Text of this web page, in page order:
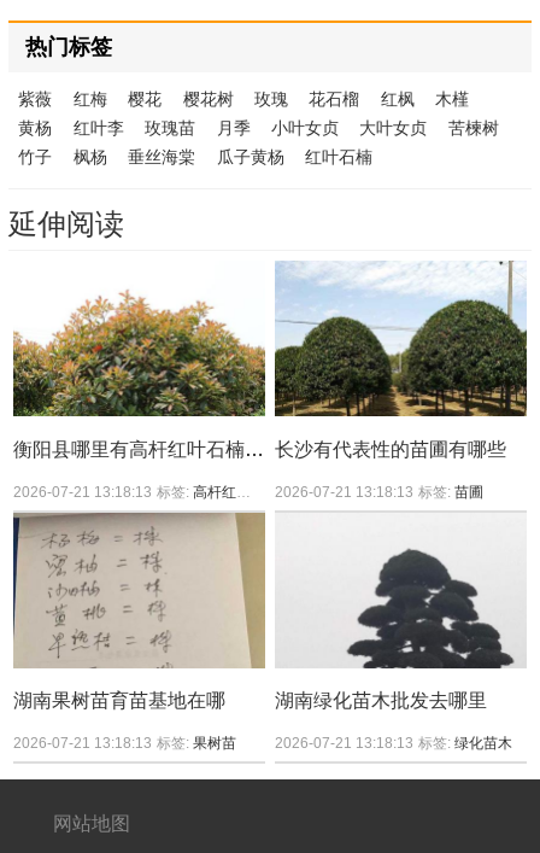
热门标签
紫薇 红梅 樱花 樱花树 玫瑰 花石榴 红枫
木槿
黄杨
红叶李 玫瑰苗 月季 小叶女贞 大叶女贞
苦楝树
竹子
枫杨 垂丝海棠 瓜子黄杨 红叶石楠
延伸阅读
衡阳县哪里有高杆红叶石楠买？
2026-07-21 13:18:13 标签:高杆红叶石楠
长沙有代表性的苗圃有哪些
2026-07-21 13:18:13 标签:苗圃
湖南果树苗育苗基地在哪
2026-07-21 13:18:13 标签:果树苗
湖南绿化苗木批发去哪里
2026-07-21 13:18:13 标签:绿化苗木
网站地图